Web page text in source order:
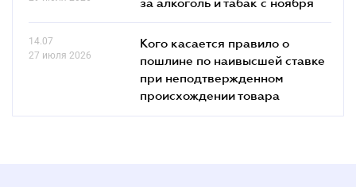
14.07
27 июля 2026
Кого касается правило о
пошлине по наивысшей ставке
при неподтвержденном
происхождении товара